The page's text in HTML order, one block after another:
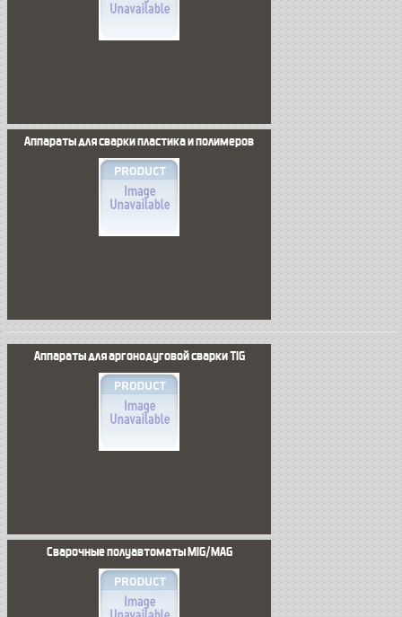
Аппараты для сварки пластика и полимеров
Аппараты для аргонодуговой сварки TIG
Сварочные полуавтоматы MIG/MAG